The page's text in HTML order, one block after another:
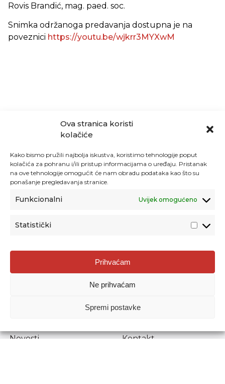
Ova stranica koristi
kolačiće
Kako bismo pružili najbolja iskustva, koristimo tehnologije poput
kolačića za pohranu i/ili pristup informacijama o uređaju. Pristanak
na ove tehnologije omogućit će nam obradu podataka kao što su
ponašanje pregledavanja stranice.
Funkcionalni Uvijek omogućeno
Statistički
Prihvaćam
Ne prihvaćam
Spremi postavke
Rovis Brandić, mag. paed. soc.
Snimka održanoga predavanja dostupna je na
poveznici https://youtu.be/wjkrr3MYXwM
Agencija za odgoj i obrazovanje
Donje Svetice 38, 10000 Zagreb
1778129
Prenošenje sadržaja dopušteno je uz navođenje izvora.
Novosti
Kontakt